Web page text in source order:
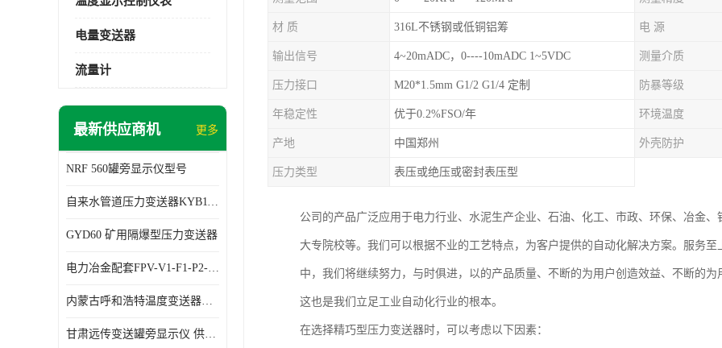
电量变送器
流量计
最新供应商机 更多
NRF 560罐旁显示仪型号
自来水管道压力变送器KYB11G03M2型号 使用方便
GYD60 矿用隔爆型压力变送器
电力冶金配套FPV-V1-F1-P2-03电压变送器
内蒙古呼和浩特温度变送器配套罐旁显示仪供应 性能稳定
甘肃远传变送罐旁显示仪 供应及时
材 质 316L不锈钢或低铜铝筹 电 源
输出信号 4~20mADC，0----10mADC 1~5VDC 测量介质
压力接口 M20*1.5mm G1/2 G1/4 定制 防暴等级
年稳定性 优于0.2%FSO/年 环境温度
产地 中国郑州 外壳防护
压力类型 表压或绝压或密封表压型
公司的产品广泛应用于电力行业、水泥生产企业、石油、化工、市政、环保、冶金
大专院校等。我们可以根据不业的工艺特点，为客户提供的自动化解决方案。服务
中，我们将继续努力，与时俱进，以的产品质量、不断的为用户创造效益、不断的
这也是我们立足工业自动化行业的根本。
在选择精巧型压力变送器时，可以考虑以下因素：